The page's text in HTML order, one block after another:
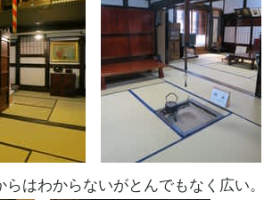
はわからないがとんでもなく広い。